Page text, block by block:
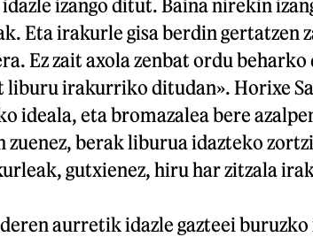
izango ditut. Baina nirekin
Eta irakurle gisa berdin gertatzen
Ez zait axola zenbat ordu
liburu irakurriko ditudan». Horixe
ideala, eta bromazalea bere
zuenez, berak liburua idazteko
gutxienez, hiru har zitzala
aurretik idazle gazteei